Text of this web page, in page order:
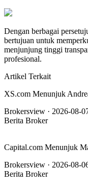
Dengan berbagai
bertujuan untuk
menjunjung tinggi
profesional.
Artikel Terkait
XS.com Menunjuk
Brokersview · 2026-08-
Berita Broker
Capital.com Menunjuk
Brokersview · 2026-08-
Berita Broker